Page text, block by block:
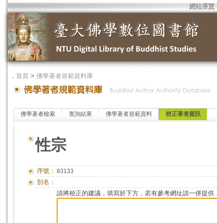
網站導覽
． 首頁 > 佛學著者規範資料庫
佛學著者檢索 查詢結果 佛學著者規範資料 校正著者資訊
性宗
序號： 83133
別名：
請將校正的建議，填寫於下方，若有參考網址請一併提供